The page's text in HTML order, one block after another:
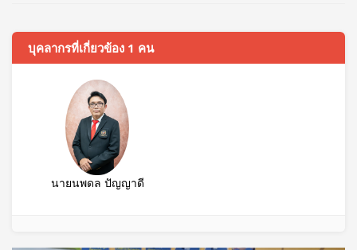
บุคลากรที่เกี่ยวข้อง 1 คน
นายนพดล ปัญญาดี